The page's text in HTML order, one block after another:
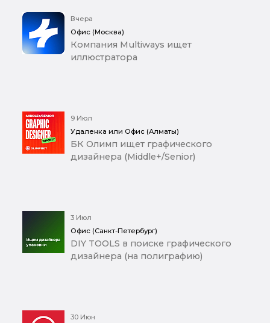
Вчера
Офис (Москва)
Компания Multiways ищет
иллюстратора
9 Июл
Удаленка или Офис (Алматы)
БК Олимп ищет графического
дизайнера (Middle+/Senior)
3 Июл
Офис (Санкт-Петербург)
DIY TOOLS в поиске графического
дизайнера (на полиграфию)
30 Июн